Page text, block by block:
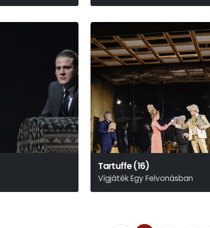
Tartuffe (16)
Vígjáték Egy Felvonásban
Molière Nyomán Szabadon